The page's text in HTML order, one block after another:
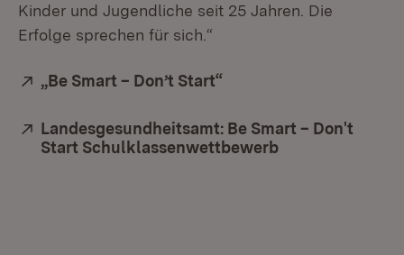
Kinder und Jugendliche seit 25 Jahren. Die
Erfolge sprechen für sich.“
Extern:
„Be Smart – Don’t Start“
Extern:
Landesgesundheitsamt: Be Smart – Don't
Start Schulklassenwettbewerb